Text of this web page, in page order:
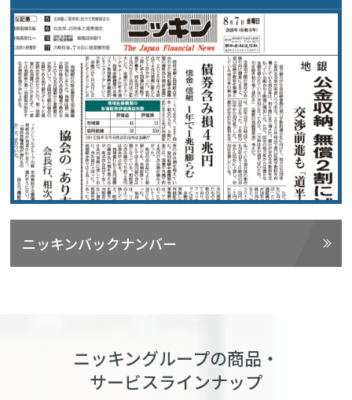
ニッキンバックナンバー
ニッキングループの商品・
サービスラインナップ